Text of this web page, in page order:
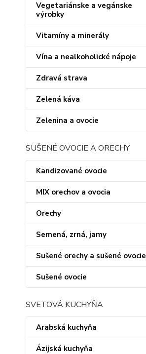
Vegetariánske a vegánske
výrobky
Vitamíny a minerály
Vína a nealkoholické nápoje
Zdravá strava
Zelená káva
Zelenina a ovocie
SUŠENÉ OVOCIE A ORECHY
Kandizované ovocie
MIX orechov a ovocia
Orechy
Semená, zrná, jamy
Sušené orechy a sušené ovocie
Sušené ovocie
SVETOVÁ KUCHYŇA
Arabská kuchyňa
Ázijská kuchyňa